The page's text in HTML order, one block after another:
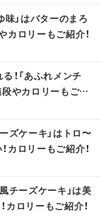
味」はバターのまろ
カロリーもご紹介！
！「あふれメンチ
段やカロリーもご紹
ズケーキ」はトロ〜
カロリーもご紹介！
チーズケーキ」は美
カロリーもご紹介！